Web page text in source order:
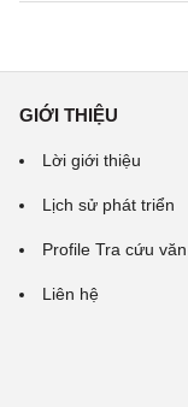
GIỚI THIỆU
Lời giới thiệu
Lịch sử phát triển
Profile Tra cứu
Liên hệ